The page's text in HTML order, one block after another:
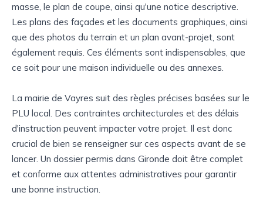
masse, le plan de coupe, ainsi qu'une notice descriptive.
Les plans des façades et les documents graphiques, ainsi
que des photos du terrain et un plan avant-projet, sont
également requis. Ces éléments sont indispensables, que
ce soit pour une maison individuelle ou des annexes.
La mairie de Vayres suit des règles précises basées sur le
PLU local. Des contraintes architecturales et des délais
d'instruction peuvent impacter votre projet. Il est donc
crucial de bien se renseigner sur ces aspects avant de se
lancer. Un dossier permis dans Gironde doit être complet
et conforme aux attentes administratives pour garantir
une bonne instruction.